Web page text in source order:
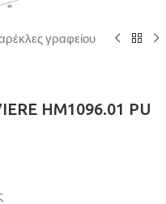
γραφείου
HM1096.01 PU